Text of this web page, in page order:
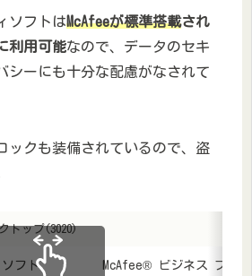
ソフトはMcAfeeが標準搭載され
利用可能なので、データのセキ
シーにも十分な配慮がなされて
ックも装備されているので、盗
トップ(3020)
フト McAfee® ビジネス プロ